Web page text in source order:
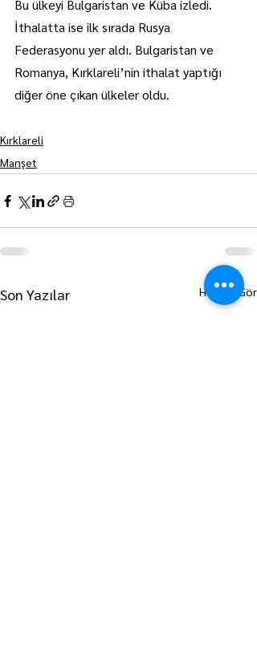
Bu ülkeyi Bulgaristan ve Küba izledi.
İthalatta ise ilk sırada Rusya
Federasyonu yer aldı. Bulgaristan ve
Romanya, Kırklareli’nin ithalat yaptığı
diğer öne çıkan ülkeler oldu.
Kırklareli
Manşet
Son Yazılar Hepsini Gör